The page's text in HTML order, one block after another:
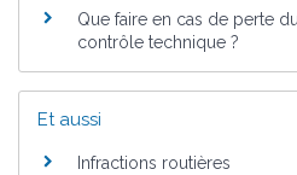
Que faire en cas de perte
contrôle technique ?
Et aussi
Infractions routières